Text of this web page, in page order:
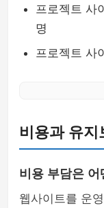
프로젝트 사
명
프로젝트 사
비용과 유
비용 부담은 어
웹사이트를 운